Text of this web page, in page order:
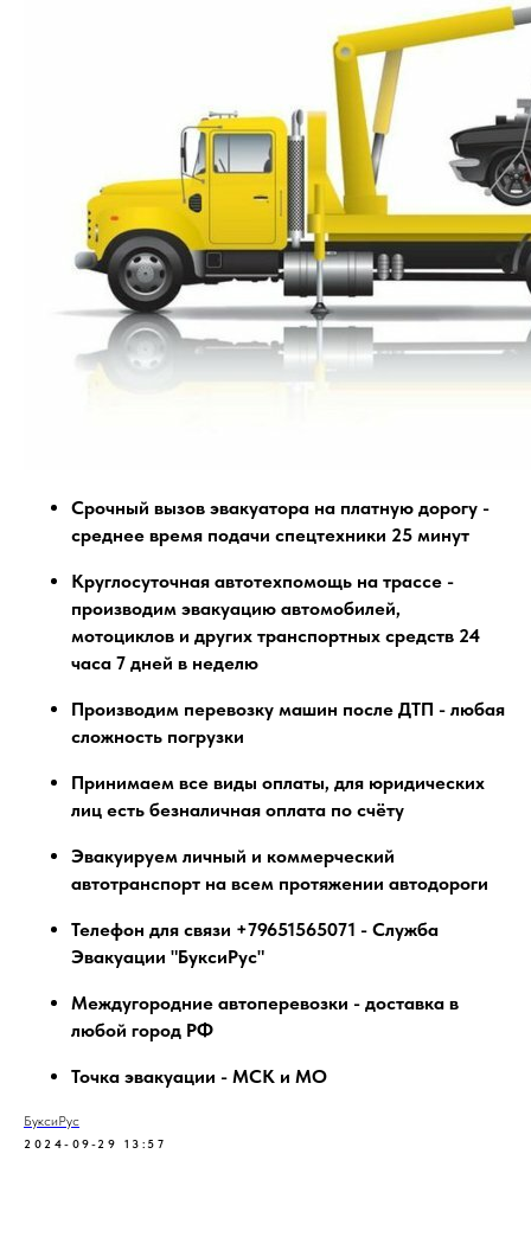
Срочный вызов эвакуатора на платную дорогу -
среднее время подачи спецтехники 25 минут
Круглосуточная автотехпомощь на трассе -
производим эвакуацию автомобилей,
мотоциклов и других транспортных средств 24
часа 7 дней в неделю
Производим перевозку машин после ДТП - любая
сложность погрузки
Принимаем все виды оплаты, для юридических
лиц есть безналичная оплата по счёту
Эвакуируем личный и коммерческий
автотранспорт на всем протяжении автодороги
Телефон для связи +79651565071 - Служба
Эвакуации "БуксиРус"
Междугородние автоперевозки - доставка в
любой город РФ
Точка эвакуации - МСК и МО
БуксиРус
2024-09-29 13:57